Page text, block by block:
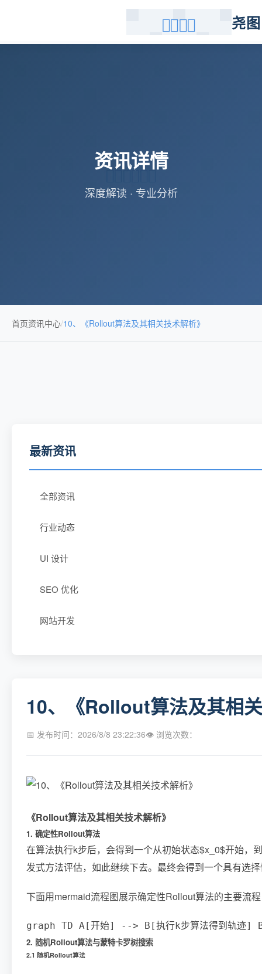
尧
资讯详情
深度解读 · 专业分析
首页资讯中心/10、《Rollout算法及其相关技术解析》
最新资讯
全部资讯
行业动态
UI 设计
SEO 优化
网站开发
10、《Rollout算法及其相
📅 发布时间：2026/8/8 23:22:36👁 浏览次数：
《Rollout算法及其相关技术解析》
1. 确定性Rollout算法
在算法执行k步后，会得到一个从初始状态$x_0$开始，
发式方法评估，如此继续下去。最终会得到一个具有选
下面用mermaid流程图展示确定性Rollout算法的主要流
graph TD A[开始] --> B[执行k步算法得到轨迹]
2. 随机Rollout算法与蒙特卡罗树搜索
2.1 随机Rollout算法